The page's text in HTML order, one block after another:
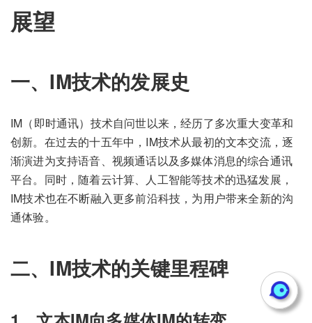
展望
一、IM技术的发展史
IM（即时通讯）技术自问世以来，经历了多次重大变革和
创新。在过去的十五年中，IM技术从最初的文本交流，逐
渐演进为支持语音、视频通话以及多媒体消息的综合通讯
平台。同时，随着云计算、人工智能等技术的迅猛发展，
IM技术也在不断融入更多前沿科技，为用户带来全新的沟
通体验。
二、IM技术的关键里程碑